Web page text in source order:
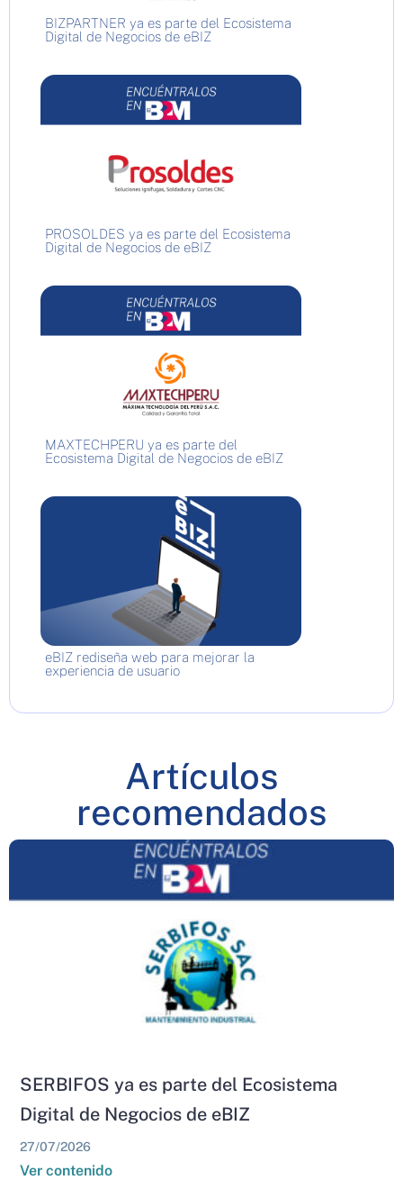
BIZPARTNER ya es parte del Ecosistema
Digital de Negocios de eBIZ
PROSOLDES ya es parte del Ecosistema
Digital de Negocios de eBIZ
MAXTECHPERU ya es parte del
Ecosistema Digital de Negocios de eBIZ
eBIZ rediseña web para mejorar la
experiencia de usuario
Artículos
recomendados
SERBIFOS ya es parte del Ecosistema
Digital de Negocios de eBIZ
27/07/2026
Ver contenido